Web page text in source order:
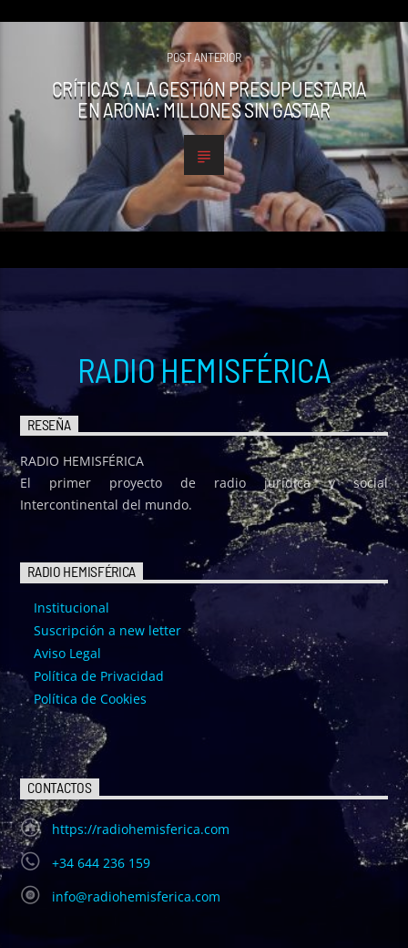
POST ANTERIOR
CRÍTICAS A LA GESTIÓN PRESUPUESTARIA
EN ARONA: MILLONES SIN GASTAR
RADIO HEMISFÉRICA
RESEÑA
RADIO HEMISFÉRICA
El primer proyecto de radio jurídica y social
Intercontinental del mundo.
RADIO HEMISFÉRICA
Institucional
Suscripción a new letter
Aviso Legal
Política de Privacidad
Política de Cookies
CONTACTOS
https://radiohemisferica.com
+34 644 236 159
info@radiohemisferica.com